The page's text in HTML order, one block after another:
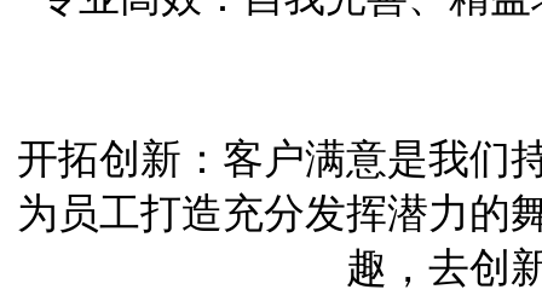
开拓创新：客户满意是我们
为员工打造充分发挥潜力的
趣，去创